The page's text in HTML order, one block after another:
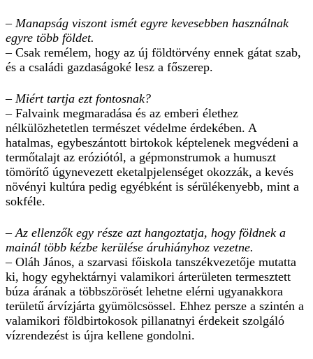
– Manapság viszont ismét egyre kevesebben használnak
egyre több földet.
– Csak remélem, hogy az új földtörvény ennek gátat szab,
és a családi gazdaságoké lesz a főszerep.
– Miért tartja ezt fontosnak?
– Falvaink megmaradása és az emberi élethez
nélkülözhetetlen természet védelme érdekében. A
hatalmas, egybeszántott birtokok képtelenek megvédeni a
termőtalajt az eróziótól, a gépmonstrumok a humuszt
tömörítő úgynevezett eketalpjelenséget okozzák, a kevés
növényi kultúra pedig egyébként is sérülékenyebb, mint a
sokféle.
– Az ellenzők egy része azt hangoztatja, hogy földnek a
mainál több kézbe kerülése áruhiányhoz vezetne.
– Oláh János, a szarvasi főiskola tanszékvezetője mutatta
ki, hogy egyhektárnyi valamikori árterületen termesztett
búza árának a többszörösét lehetne elérni ugyanakkora
területű árvízjárta gyümölcsössel. Ehhez persze a szintén a
valamikori földbirtokosok pillanatnyi érdekeit szolgáló
vízrendezést is újra kellene gondolni.